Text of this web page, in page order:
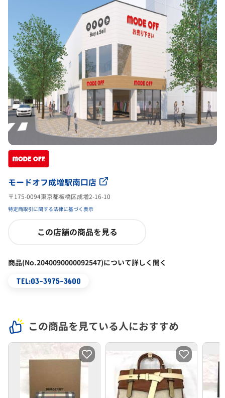
モードオフ成増駅南口店
〒175-0094東京都板橋区成増2-16-10
特定商取引に関する法律に基づく表示
この店舗の商品を見る
商品(No.2040090000092547)について詳しく聞く
TEL:03-3975-3600
この商品を見ている人におすすめ